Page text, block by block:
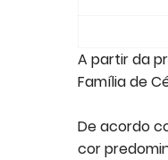
A partir da
Família de
De acordo
cor